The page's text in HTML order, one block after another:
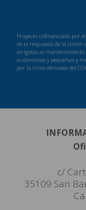
Proyecto cofinanciado por
de la respuesta de la Unión
dirigidas al mantenimiento
autónomas y pequeñas y
por la crisis derivada del
c/
35109 San